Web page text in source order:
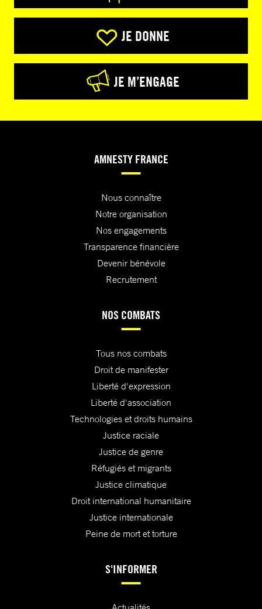
JE DONNE
JE M’ENGAGE
AMNESTY FRANCE
Nous connaître
Notre organisation
Nos engagements
Transparence financière
Devenir bénévole
Recrutement
NOS COMBATS
Tous nos combats
Droit de manifester
Liberté d'expression
Liberté d'association
Technologies et droits humains
Justice raciale
Justice de genre
Réfugiés et migrants
Justice climatique
Droit international humanitaire
Justice internationale
Peine de mort et torture
S'INFORMER